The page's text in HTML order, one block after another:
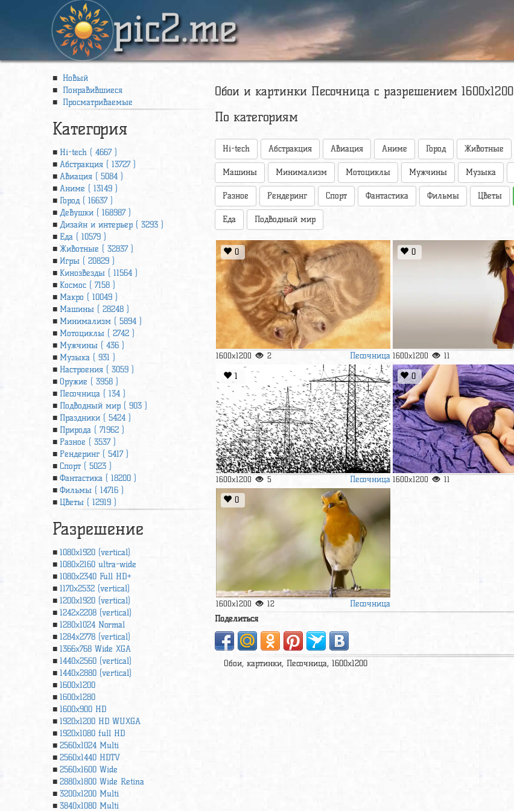
pic2.me
Новый
Понравившиеся
Просматриваемые
Категория
Hi-tech ( 4667 )
Абстракция ( 13727 )
Авиация ( 5084 )
Аниме ( 13149 )
Город ( 16637 )
Девушки ( 168987 )
Дизайн и интерьер ( 3293 )
Еда ( 10579 )
Животные ( 32837 )
Игры ( 20829 )
Кинозвезды ( 11564 )
Космос ( 7158 )
Макро ( 10049 )
Машины ( 28248 )
Минимализм ( 5894 )
Мотоциклы ( 2742 )
Мужчины ( 436 )
Музыка ( 931 )
Настроения ( 3059 )
Оружие ( 3958 )
Песочница ( 134 )
Подводный мир ( 903 )
Праздники ( 5424 )
Природа ( 71962 )
Разное ( 3537 )
Рендеринг ( 5417 )
Спорт ( 5023 )
Фантастика ( 18200 )
Фильмы ( 14716 )
Цветы ( 12919 )
Разрешение
1080x1920 (vertical)
1080x2160 ultra-wide
1080x2340 Full HD+
1170x2532 (vertical)
1200x1920 (vertical)
1242x2208 (vertical)
1280x1024 Normal
1284x2778 (vertical)
1366х768 Wide XGA
1440x2560 (vertical)
1440x2880 (vertical)
1600x1200
1600x1280
1600x900 HD
1920x1200 HD WUXGA
1920х1080 full HD
2560x1024 Multi
2560x1440 HDTV
2560x1600 Wide
2880x1800 Wide Retina
3200x1200 Multi
3840x1080 Multi
Обои и картинки Песочница с разрешением 1600x1200
По категориям
Hi-tech Абстракция Авиация Аниме Город Животные
Машины Минимализм Мотоциклы Мужчины Музыка
Разное Рендеринг Спорт Фантастика Фильмы Цветы
Еда Подводный мир
0
1600x1200 2 Песочница
0
1600x1200 11
1
1600x1200 5 Песочница
0
1600x1200 11
0
1600x1200 12
Песочница
Поделиться
Обои, картинки, Песочница, 1600x1200